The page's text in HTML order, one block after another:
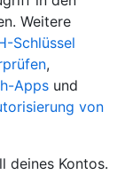
Weitere
Schlüssel
,
Apps und
von
deines Kontos.